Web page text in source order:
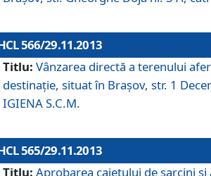
566/29.11.2013
Titlu: Vânzarea directă a terenului
destinaţie, situat în Braşov, str. 1
IGIENA S.C.M.
565/29.11.2013
Titlu: Aprobarea caietului de sarcini